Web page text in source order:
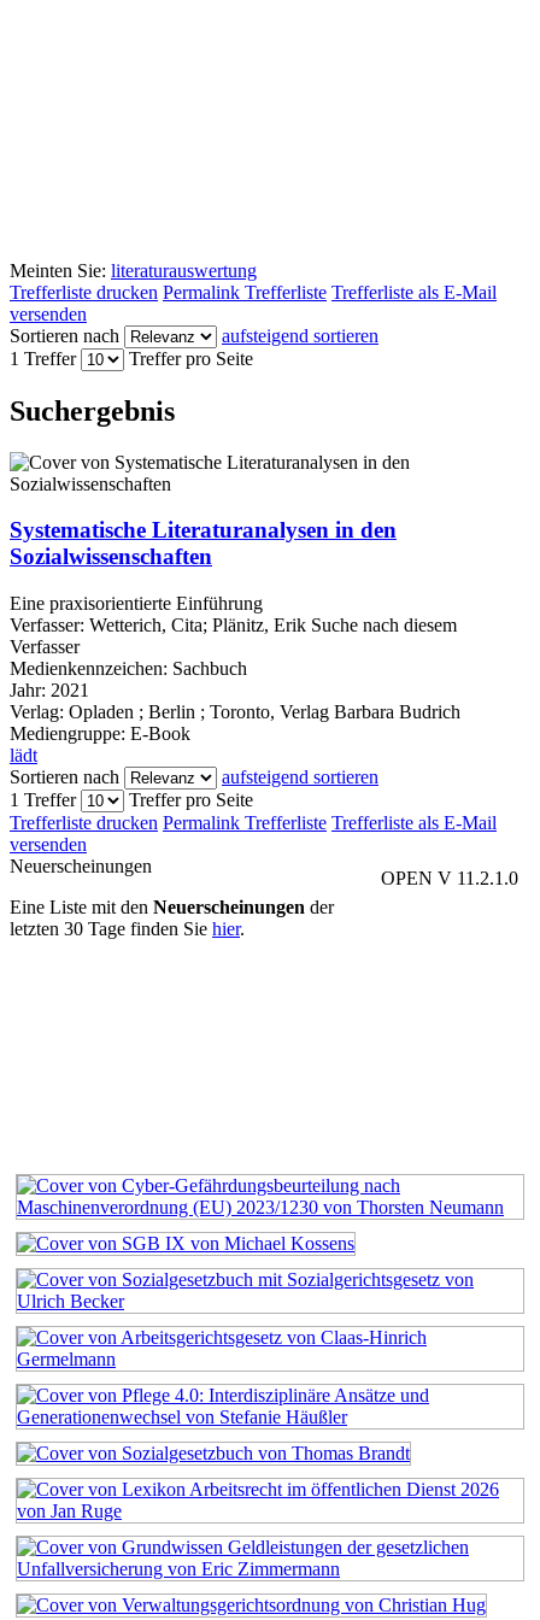
Meinten Sie: literaturauswertung
Trefferliste drucken Permalink Trefferliste Trefferliste als E-Mail
versenden
Sortieren nach
aufsteigend sortieren
1 Treffer
Treffer pro Seite
Suchergebnis
Systematische Literaturanalysen in den
Sozialwissenschaften
Eine praxisorientierte Einführung
Verfasser: Wetterich, Cita; Plänitz, Erik Suche nach diesem
Verfasser
Medienkennzeichen: Sachbuch
Jahr: 2021
Verlag: Opladen ; Berlin ; Toronto, Verlag Barbara Budrich
Mediengruppe: E-Book
lädt
Sortieren nach
aufsteigend sortieren
1 Treffer
Treffer pro Seite
Trefferliste drucken Permalink Trefferliste Trefferliste als E-Mail
versenden
OPEN V 11.2.1.0
Neuerscheinungen
Eine Liste mit den Neuerscheinungen der
letzten 30 Tage finden Sie hier.